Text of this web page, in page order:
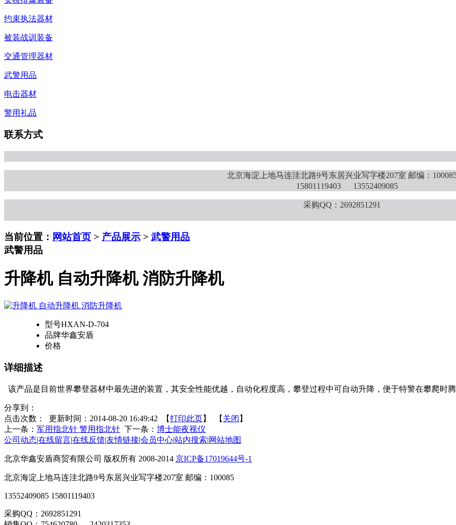
约束执法器材
被装战训装备
交通管理器材
武警用品
电击器材
警用礼品
联系方式
北京海淀上地马连洼北路9号东居兴业写字楼207室 邮编：
15801119403 13552409085
采购QQ：2692851291
当前位置： 网站首页 > 产品展示 > 武警用品
武警用品
升降机 自动升降机 消防升降机
型号HXAN-D-704
品牌华鑫安盾
价格
详细描述
该产品是目前世界攀登器材中最先进的装置，其安全性能优越，自动化程度高，攀登过程中可自动升降，便于特警在攀爬时
分享到：
点击次数：
更新时间：2014-08-20 16:49:42 【打印此页】 【 关闭 】
上一条： 军用指北针 警用指北针 下一条： 博士能夜视仪
公司动态|在线留言|在线反馈|友情链接|会员中心|站内搜索|网站地图
北京华鑫安盾商贸有限公司 版权所有 2008-2014 京ICP备17019644号-1
北京海淀上地马连洼北路9号东居兴业写字楼207室 邮编：100085
13552409085 15801119403
采购QQ：2692851291